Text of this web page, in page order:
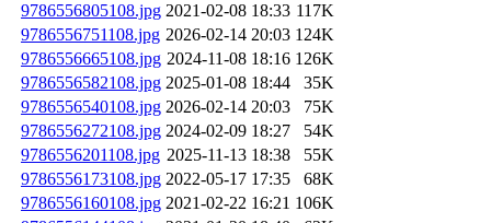
9786556805108.jpg 2021-02-08 18:33 117K
9786556751108.jpg 2026-02-14 20:03 124K
9786556665108.jpg 2024-11-08 18:16 126K
9786556582108.jpg 2025-01-08 18:44
35K
9786556540108.jpg 2026-02-14 20:03
75K
9786556272108.jpg 2024-02-09 18:27
54K
9786556201108.jpg 2025-11-13 18:38
55K
9786556173108.jpg 2022-05-17 17:35
68K
9786556160108.jpg 2021-02-22 16:21 106K